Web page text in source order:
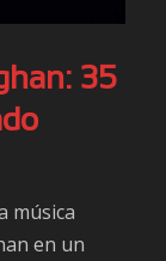
35
música
en un